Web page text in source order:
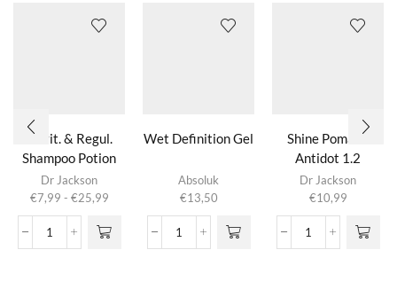
Revit. & Regul.
Shampoo Potion
3.0
Dr Jackson
€7,99 - €25,99Prijsklasse:
tot
Revit.
heeft
meerdere
Deze optie
Wet Definition Gel
Absoluk
€13,50
Wet
Shine Pomade
Antidot 1.2
Dr Jackson
€10,99
Shine